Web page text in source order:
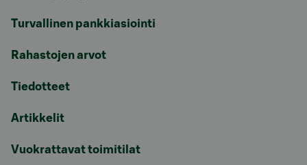
Turvallinen pankkiasiointi
Rahastojen arvot
Tiedotteet
Artikkelit
Vuokrattavat toimitilat